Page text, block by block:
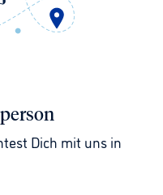
Dich mit uns in